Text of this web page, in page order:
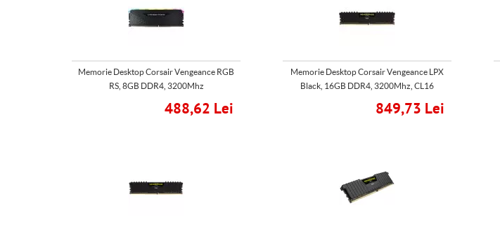
Memorie Desktop Corsair Vengeance RGB
RS, 8GB DDR4, 3200Mhz
488,62 Lei
Memorie Desktop Corsair Vengeance LPX
Black, 16GB DDR4, 3200Mhz, CL16
849,73 Lei